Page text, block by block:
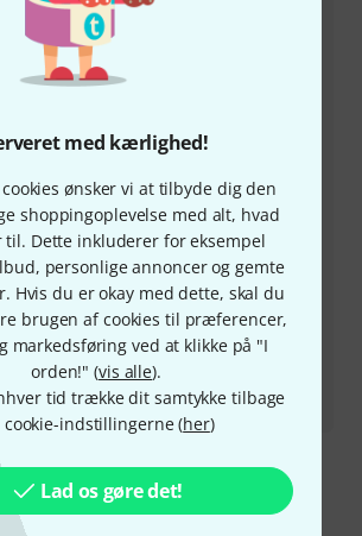
med kærlighed!
ønsker vi at tilbyde dig den
shoppingoplevelse med alt, hvad
til. Dette inkluderer for eksempel
personlige annoncer og gemte
Hvis du er okay med dette, skal du
brugen af cookies til præferencer,
markedsføring ved at klikke på "I
orden!" (vis alle).
tid trække dit samtykke tilbage
cookie-indstillingerne (her)
Lad os gøre det!
problemer efter dit køb.
parat
Se mere